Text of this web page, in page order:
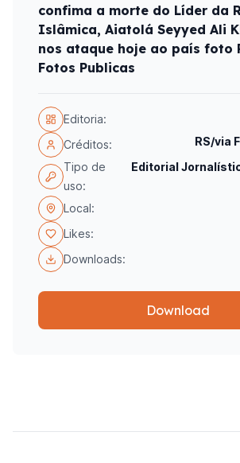
confima a morte do Líder da
Islâmica, Aiatolá Seyyed Ali
nos ataque hoje ao país foto
Fotos Publicas
Editoria:
Créditos:
RS/via
Tipo de
uso:
Editorial
Local:
Likes:
Downloads:
Download